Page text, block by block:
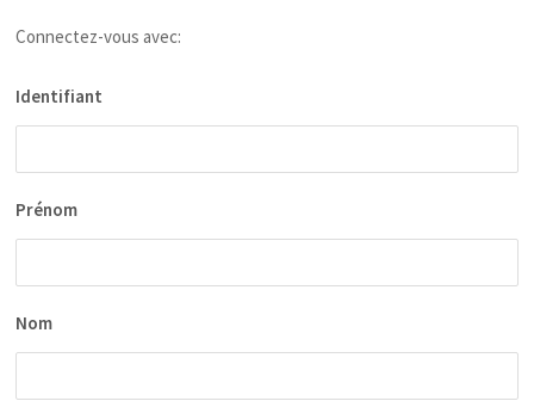
Connectez-vous avec:
Identifiant
Prénom
Nom